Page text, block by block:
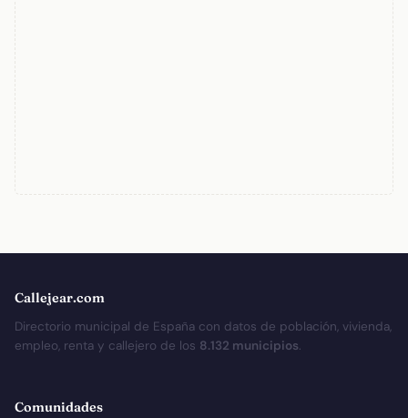
Callejear.com
Directorio municipal de España con datos de población, vivienda,
empleo, renta y callejero de los 8.132 municipios.
Comunidades